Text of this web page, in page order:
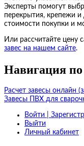
Эксперты помогут
перекрытия, крепежи и
стоимости покупки и
Или рассчитайте цену
завес на нашем сайте.
Навигация
Расчет завесы онлайн
Завесы ПВХ для
Войти |
Выйти
Личный кабинет